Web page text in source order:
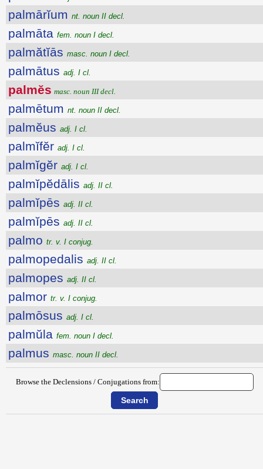
palmārĭum nt. noun II decl.
palmāta fem. noun I decl.
palmătĭās masc. noun I decl.
palmātus adj. I cl.
palmĕs masc. noun III decl.
palmētum nt. noun II decl.
palmĕus adj. I cl.
palmĭfĕr adj. I cl.
palmĭgĕr adj. I cl.
palmĭpĕdālis adj. II cl.
palmĭpēs adj. II cl.
palmĭpēs adj. II cl.
palmo tr. v. I conjug.
palmopedalis adj. II cl.
palmopes adj. II cl.
palmor tr. v. I conjug.
palmōsus adj. I cl.
palmŭla fem. noun I decl.
palmus masc. noun II decl.
Browse the Declensions / Conjugations from: